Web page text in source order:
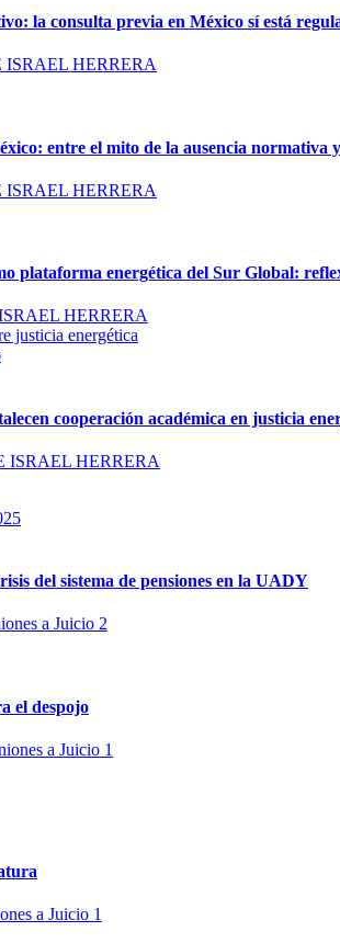
la consulta previa en México sí está
ISRAEL HERRERA
entre el mito de la ausencia normativa
ISRAEL HERRERA
plataforma energética del Sur Global:
HERRERA
cooperación académica en justicia
ISRAEL HERRERA
del sistema de pensiones en la UADY
a Juicio 2
el despojo
a Juicio 1
a Juicio 1